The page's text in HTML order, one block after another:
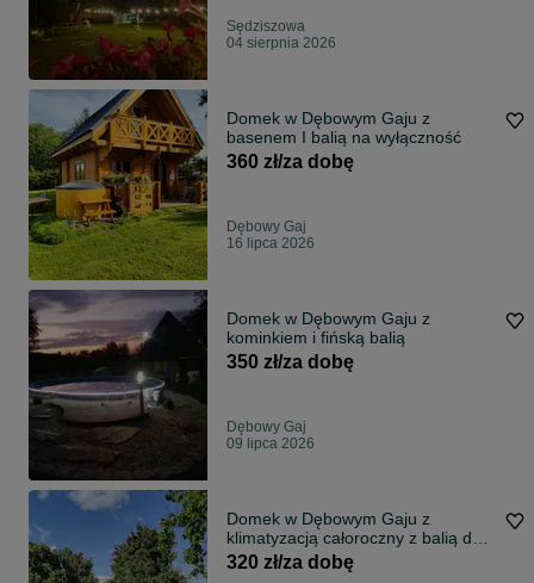
Sędziszowa
04 sierpnia 2026
Domek w Dębowym Gaju z
basenem I balią na wyłączność
360 zł/za dobę
Dębowy Gaj
16 lipca 2026
Domek w Dębowym Gaju z
kominkiem i fińską balią
350 zł/za dobę
Dębowy Gaj
09 lipca 2026
Domek w Dębowym Gaju z
klimatyzacją całoroczny z balią do
wynajęcia
320 zł/za dobę